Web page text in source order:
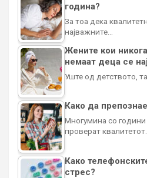
година?
За тоа дека
најважните…
Жените кои
немаат деца се
Уште од детството,
Како да
Многумина со години
проверат квалитетот…
Како
стрес?